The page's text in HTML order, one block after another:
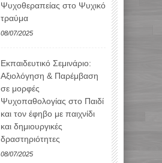
Ψυχοθεραπείας στο Ψυχικό
τραύμα
08/07/2025
Εκπαιδευτικό Σεμινάριο:
Αξιολόγηση & Παρέμβαση
σε μορφές
Ψυχοπαθολογίας στο Παιδί
και τον έφηβο με παιχνίδι
και δημιουργικές
δραστηριότητες
08/07/2025